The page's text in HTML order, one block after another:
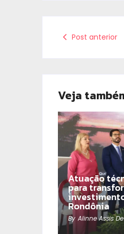
Post anterior
Veja
Atuação
para
Rondônia
By Alinne Assis